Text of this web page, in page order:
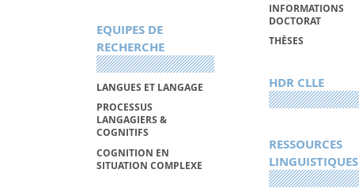
EQUIPES DE
RECHERCHE
LANGUES ET LANGAGE
PROCESSUS
LANGAGIERS &
COGNITIFS
COGNITION EN
SITUATION COMPLEXE
INFORMATIONS
DOCTORAT
THÈSES
HDR CLLE
RESSOURCES
LINGUISTIQUES